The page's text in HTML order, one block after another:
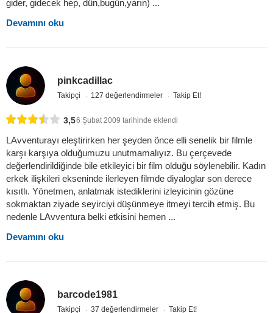
gider, gidecek hep, dün,bugün,yarın) ...
Devamını oku
pinkcadillac
Takipçi 127 değerlendirmeler Takip Et!
3,56 Şubat 2009 tarihinde eklendi
LAvventurayı eleştirirken her şeyden önce elli senelik bir filmle
karşı karşıya olduğumuzu unutmamalıyız. Bu çerçevede
değerlendirildiğinde bile etkileyici bir film olduğu söylenebilir. Kadın
erkek ilişkileri ekseninde ilerleyen filmde diyaloglar son derece
kısıtlı. Yönetmen, anlatmak istediklerini izleyicinin gözüne
sokmaktan ziyade seyirciyi düşünmeye itmeyi tercih etmiş. Bu
nedenle LAvventura belki etkisini hemen ...
Devamını oku
barcode1981
Takipçi 37 değerlendirmeler Takip Et!